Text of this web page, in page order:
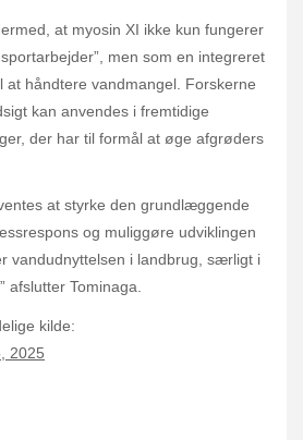
at myosin XI ikke kun fungerer
men som en integreret
at håndtere vandmangel. Forskerne
kan anvendes i fremtidige
der har til formål at øge afgrøders
at styrke den grundlæggende
og muliggøre udviklingen
vandudnyttelsen i landbrug, særligt i
afslutter Tominaga.
kilde:
2025